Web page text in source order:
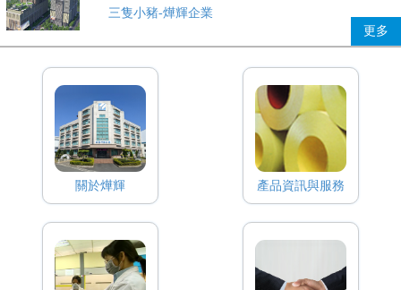
三隻小豬-燁輝企業
更多
關於燁輝 產品資訊與服務